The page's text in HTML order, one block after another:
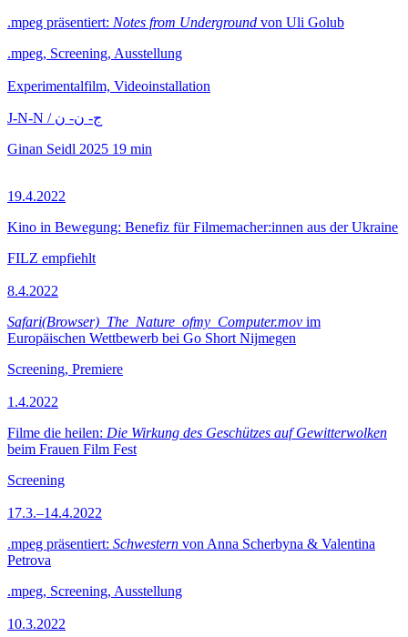
.mpeg präsentiert: Notes from Underground von Uli Golub
.mpeg, Screening, Ausstellung
Experimentalfilm, Videoinstallation
J-N-N / ج- ن- ن
Ginan Seidl 2025 19 min
19.4.2022
Kino in Bewegung: Benefiz für Filmemacher:innen aus der Ukraine
FILZ empfiehlt
8.4.2022
Safari(Browser)_The_Nature_ofmy_Computer.mov im
Europäischen Wettbewerb bei Go Short Nijmegen
Screening, Premiere
1.4.2022
Filme die heilen: Die Wirkung des Geschützes auf Gewitterwolken
beim Frauen Film Fest
Screening
17.3.–14.4.2022
.mpeg präsentiert: Schwestern von Anna Scherbyna & Valentina
Petrova
.mpeg, Screening, Ausstellung
10.3.2022